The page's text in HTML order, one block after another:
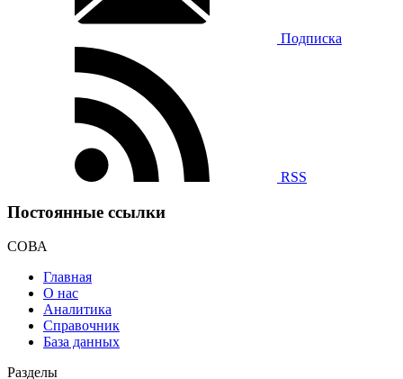
Подписка
RSS
Постоянные ссылки
СОВА
Главная
О нас
Аналитика
Справочник
База данных
Разделы